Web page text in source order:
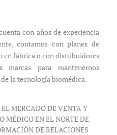
con años de experiencia
contamos con planes de
fábrica o con distribuidores
para mantenernos
la tecnología biomédica.
MERCADO DE VENTA Y
MÉDICO EN EL NORTE DE
DE RELACIONES